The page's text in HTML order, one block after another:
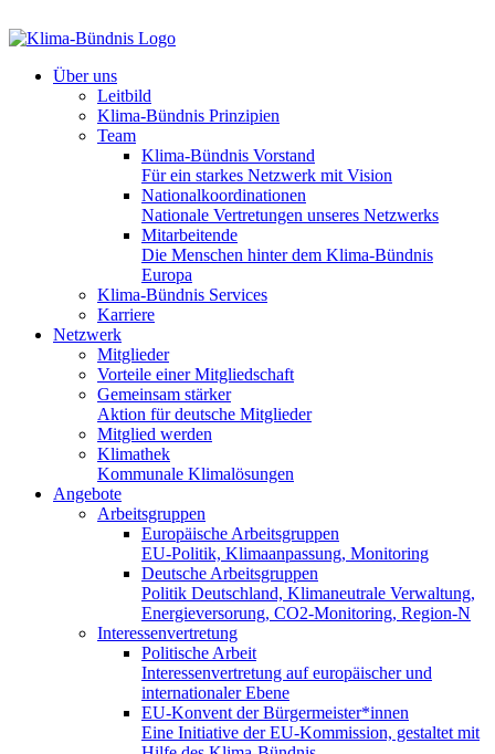
Über uns
Leitbild
Klima-Bündnis Prinzipien
Team
Klima-Bündnis Vorstand
Für ein starkes Netzwerk mit Vision
Nationalkoordinationen
Nationale Vertretungen unseres Netzwerks
Mitarbeitende
Die Menschen hinter dem Klima-Bündnis
Europa
Klima-Bündnis Services
Karriere
Netzwerk
Mitglieder
Vorteile einer Mitgliedschaft
Gemeinsam stärker
Aktion für deutsche Mitglieder
Mitglied werden
Klimathek
Kommunale Klimalösungen
Angebote
Arbeitsgruppen
Europäische Arbeitsgruppen
EU-Politik, Klimaanpassung, Monitoring
Deutsche Arbeitsgruppen
Politik Deutschland, Klimaneutrale Verwaltung,
Energieversorung, CO2-Monitoring, Region-N
Interessenvertretung
Politische Arbeit
Interessenvertretung auf europäischer und
internationaler Ebene
EU-Konvent der Bürgermeister*innen
Eine Initiative der EU-Kommission, gestaltet mit